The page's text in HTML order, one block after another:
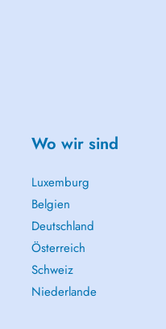
Wo wir sind
Luxemburg
Belgien
Deutschland
Österreich
Schweiz
Niederlande